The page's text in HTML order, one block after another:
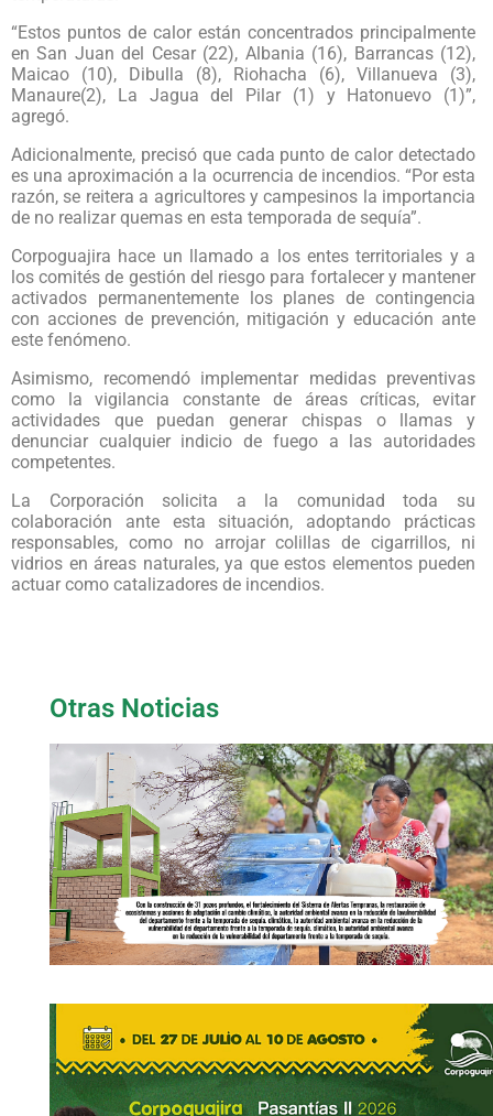
“Estos puntos de calor están concentrados principalmente
en San Juan del Cesar (22), Albania (16), Barrancas (12),
Maicao (10), Dibulla (8), Riohacha (6), Villanueva (3),
Manaure(2), La Jagua del Pilar (1) y Hatonuevo (1)”,
agregó.
Adicionalmente, precisó que cada punto de calor detectado
es una aproximación a la ocurrencia de incendios. “Por esta
razón, se reitera a agricultores y campesinos la importancia
de no realizar quemas en esta temporada de sequía”.
Corpoguajira hace un llamado a los entes territoriales y a
los comités de gestión del riesgo para fortalecer y mantener
activados permanentemente los planes de contingencia
con acciones de prevención, mitigación y educación ante
este fenómeno.
Asimismo, recomendó implementar medidas preventivas
como la vigilancia constante de áreas críticas, evitar
actividades que puedan generar chispas o llamas y
denunciar cualquier indicio de fuego a las autoridades
competentes.
La Corporación solicita a la comunidad toda su
colaboración ante esta situación, adoptando prácticas
responsables, como no arrojar colillas de cigarrillos, ni
vidrios en áreas naturales, ya que estos elementos pueden
actuar como catalizadores de incendios.
Otras Noticias